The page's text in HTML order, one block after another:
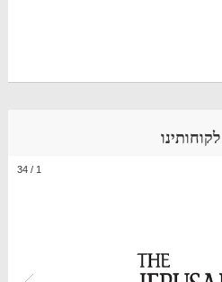
לקוחותינו
1
/
34